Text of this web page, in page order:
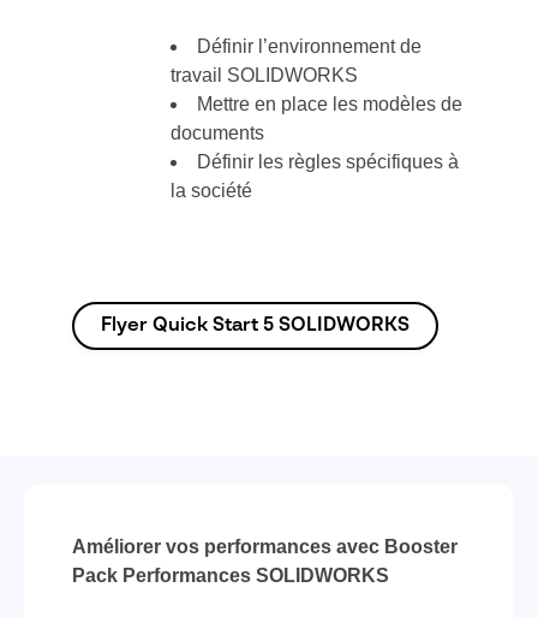
Définir l’environnement de
travail SOLIDWORKS
Mettre en place les modèles de
documents
Définir les règles spécifiques à
la société
Flyer Quick Start 5 SOLIDWORKS
Améliorer vos performances avec Booster
Pack Performances SOLIDWORKS